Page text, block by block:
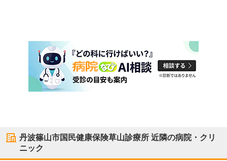
丹波篠山市国民健康保険草山診療所 近隣の病院・クリ
ニック